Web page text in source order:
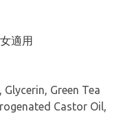
適用
Glycerin, Green Tea
Castor Oil,